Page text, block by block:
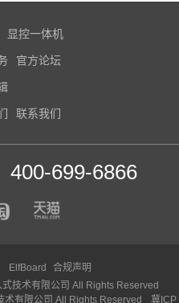
显控一体机
官方论坛
联系我们
400-699-6866
ElfBoard
合规声明
技术有限公司 All Rights Reserved
有限公司 All Rights Reserved
冀ICP